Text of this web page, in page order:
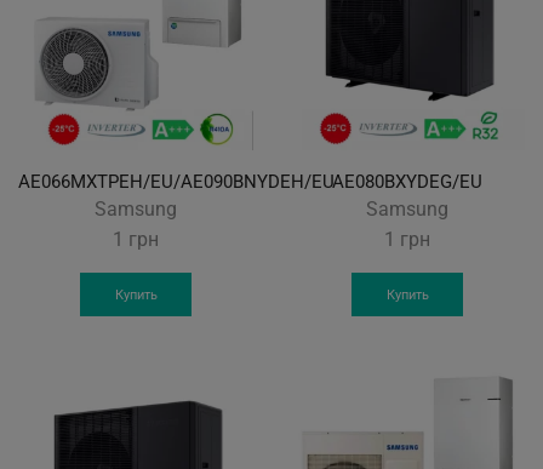
AE066MXTPEH/EU/AE090BNYDEH/EU
Samsung
1 грн
Купить
AE080BXYDEG/EU
Samsung
1 грн
Купить